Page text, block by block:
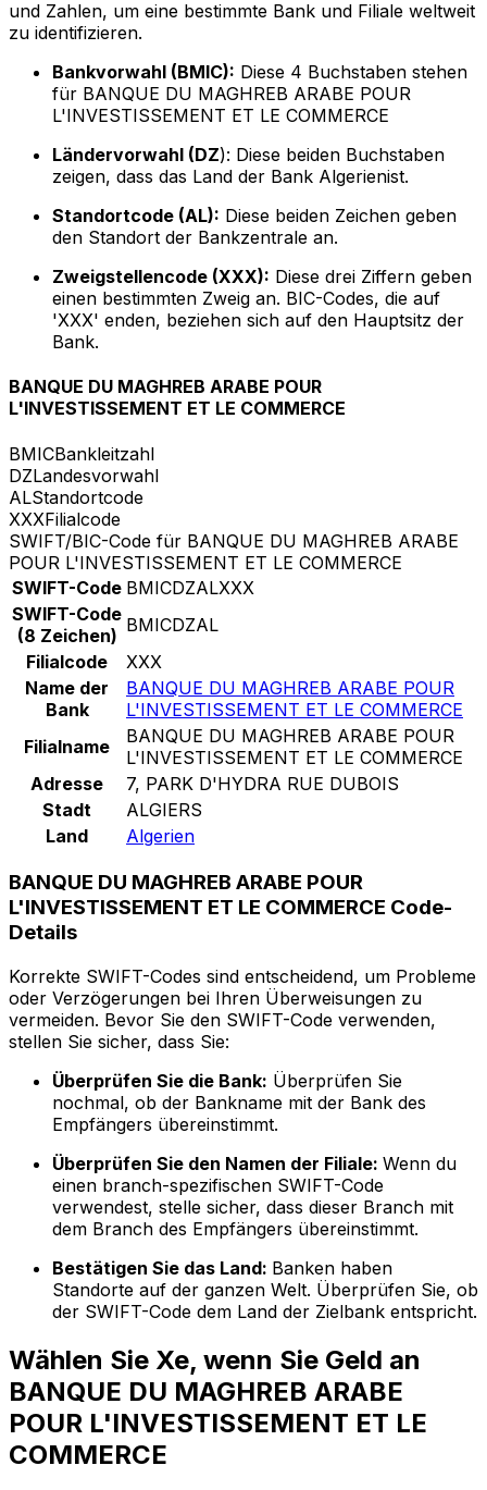
und Zahlen, um eine bestimmte Bank und Filiale weltweit
zu identifizieren.
Bankvorwahl (BMIC): Diese 4 Buchstaben stehen
für BANQUE DU MAGHREB ARABE POUR
L'INVESTISSEMENT ET LE COMMERCE
Ländervorwahl (DZ): Diese beiden Buchstaben
zeigen, dass das Land der Bank Algerienist.
Standortcode (AL): Diese beiden Zeichen geben
den Standort der Bankzentrale an.
Zweigstellencode (XXX): Diese drei Ziffern geben
einen bestimmten Zweig an. BIC-Codes, die auf
'XXX' enden, beziehen sich auf den Hauptsitz der
Bank.
BANQUE DU MAGHREB ARABE POUR
L'INVESTISSEMENT ET LE COMMERCE
BMICBankleitzahl
DZLandesvorwahl
ALStandortcode
XXXFilialcode
SWIFT/BIC-Code für BANQUE DU MAGHREB ARABE
POUR L'INVESTISSEMENT ET LE COMMERCE
SWIFT-Code BMICDZALXXX
SWIFT-Code
(8 Zeichen) BMICDZAL
Filialcode
XXX
Name der
Bank
BANQUE DU MAGHREB ARABE POUR
L'INVESTISSEMENT ET LE COMMERCE
Filialname
BANQUE DU MAGHREB ARABE POUR
L'INVESTISSEMENT ET LE COMMERCE
Adresse
7, PARK D'HYDRA RUE DUBOIS
Stadt
ALGIERS
Land
Algerien
BANQUE DU MAGHREB ARABE POUR
L'INVESTISSEMENT ET LE COMMERCE Code-
Details
Korrekte SWIFT-Codes sind entscheidend, um Probleme
oder Verzögerungen bei Ihren Überweisungen zu
vermeiden. Bevor Sie den SWIFT-Code verwenden,
stellen Sie sicher, dass Sie:
Überprüfen Sie die Bank: Überprüfen Sie
nochmal, ob der Bankname mit der Bank des
Empfängers übereinstimmt.
Überprüfen Sie den Namen der Filiale: Wenn du
einen branch-spezifischen SWIFT-Code
verwendest, stelle sicher, dass dieser Branch mit
dem Branch des Empfängers übereinstimmt.
Bestätigen Sie das Land: Banken haben
Standorte auf der ganzen Welt. Überprüfen Sie, ob
der SWIFT-Code dem Land der Zielbank entspricht.
Wählen Sie Xe, wenn Sie Geld an
BANQUE DU MAGHREB ARABE
POUR L'INVESTISSEMENT ET LE
COMMERCE